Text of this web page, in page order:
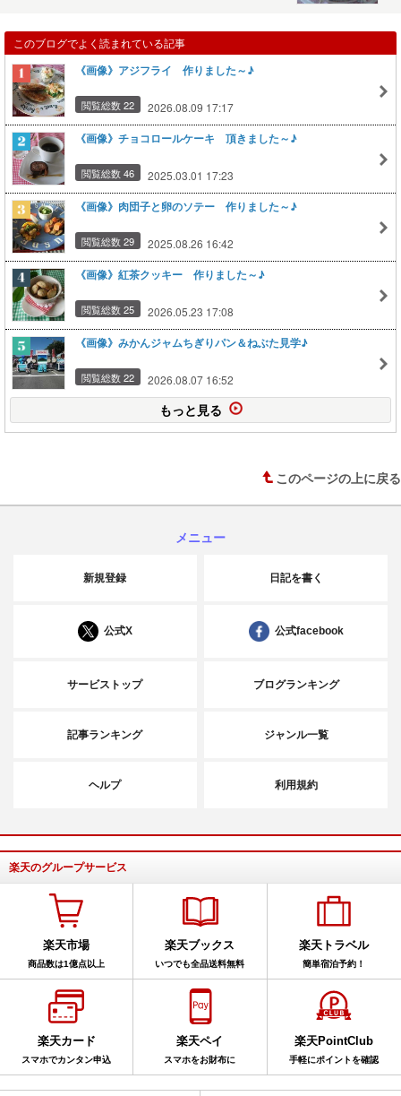
このブログでよく読まれている記事
《画像》アジフライ 作りました～♪
閲覧総数 22 2026.08.09 17:17
《画像》チョコロールケーキ 頂きました～♪
閲覧総数 46 2025.03.01 17:23
《画像》肉団子と卵のソテー 作りました～♪
閲覧総数 29 2025.08.26 16:42
《画像》紅茶クッキー 作りました～♪
閲覧総数 25 2026.05.23 17:08
《画像》みかんジャムちぎりパン＆ねぶた見学♪
閲覧総数 22 2026.08.07 16:52
もっと見る
このページの上に戻る
メニュー
新規登録 日記を書く
公式X 公式facebook
サービストップ ブログランキング
記事ランキング ジャンル一覧
ヘルプ 利用規約
楽天のグループサービス
楽天市場
商品数は1億点以上
楽天ブックス
いつでも全品送料無料
楽天トラベル
簡単宿泊予約！
楽天カード
スマホでカンタン申込
楽天ペイ
スマホをお財布に
楽天PointClub
手軽にポイントを確認